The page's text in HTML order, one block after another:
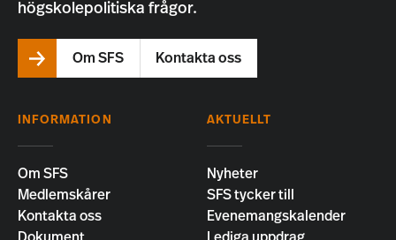
högskolepolitiska frågor.
Om SFS Kontakta oss
INFORMATION
Om SFS
Medlemskårer
Kontakta oss
AKTUELLT
Nyheter
SFS tycker till
Evenemangskalender